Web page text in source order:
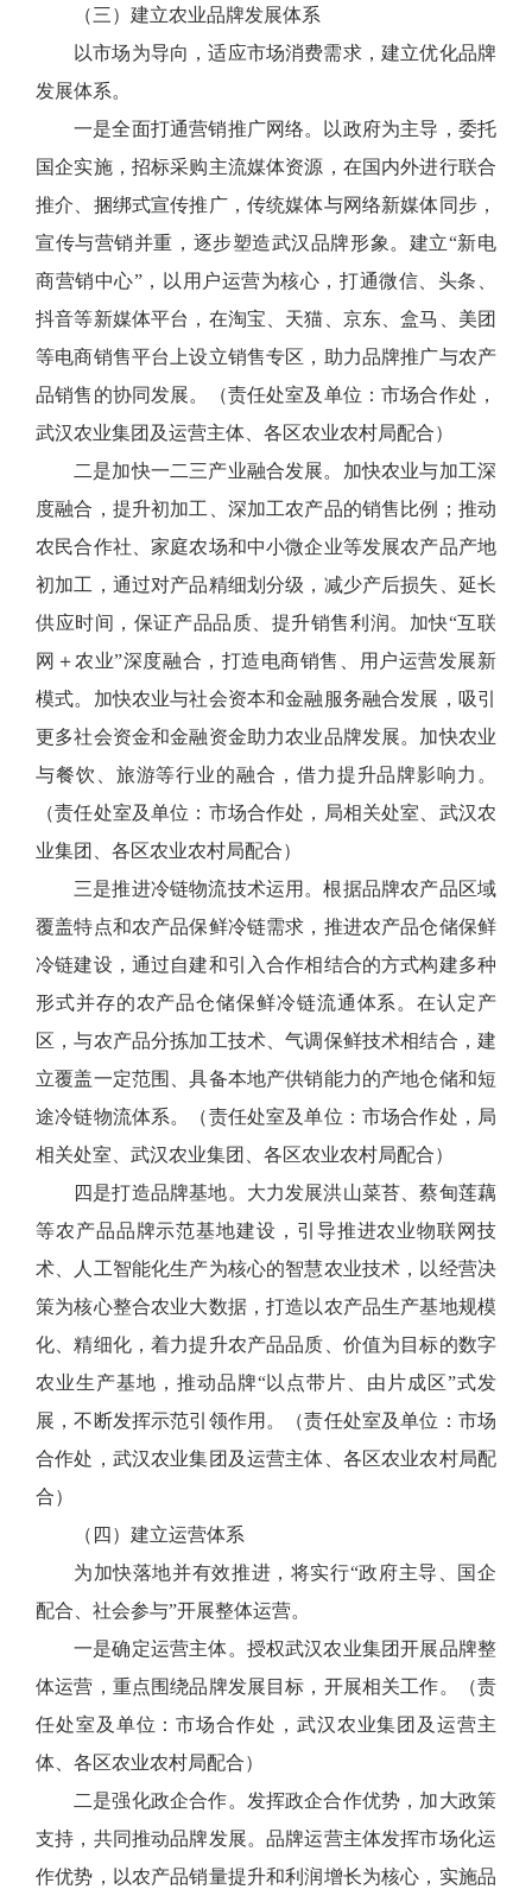
（三）建立农业品牌发展体系
以市场为导向，适应市场消费需求，建立优化品牌
发展体系。
一是全面打通营销推广网络。以政府为主导，委托
国企实施，招标采购主流媒体资源，在国内外进行联合
推介、捆绑式宣传推广，传统媒体与网络新媒体同步，
宣传与营销并重，逐步塑造武汉品牌形象。建立“新电
商营销中心”，以用户运营为核心，打通微信、头条、
抖音等新媒体平台，在淘宝、天猫、京东、盒马、美团
等电商销售平台上设立销售专区，助力品牌推广与农产
品销售的协同发展。（责任处室及单位：市场合作处，
武汉农业集团及运营主体、各区农业农村局配合）
二是加快一二三产业融合发展。加快农业与加工深
度融合，提升初加工、深加工农产品的销售比例；推动
农民合作社、家庭农场和中小微企业等发展农产品产地
初加工，通过对产品精细划分级，减少产后损失、延长
供应时间，保证产品品质、提升销售利润。加快“互联
网＋农业”深度融合，打造电商销售、用户运营发展新
模式。加快农业与社会资本和金融服务融合发展，吸引
更多社会资金和金融资金助力农业品牌发展。加快农业
与餐饮、旅游等行业的融合，借力提升品牌影响力。
（责任处室及单位：市场合作处，局相关处室、武汉农
业集团、各区农业农村局配合）
三是推进冷链物流技术运用。根据品牌农产品区域
覆盖特点和农产品保鲜冷链需求，推进农产品仓储保鲜
冷链建设，通过自建和引入合作相结合的方式构建多种
形式并存的农产品仓储保鲜冷链流通体系。在认定产
区，与农产品分拣加工技术、气调保鲜技术相结合，建
立覆盖一定范围、具备本地产供销能力的产地仓储和短
途冷链物流体系。（责任处室及单位：市场合作处，局
相关处室、武汉农业集团、各区农业农村局配合）
四是打造品牌基地。大力发展洪山菜苔、蔡甸莲藕
等农产品品牌示范基地建设，引导推进农业物联网技
术、人工智能化生产为核心的智慧农业技术，以经营决
策为核心整合农业大数据，打造以农产品生产基地规模
化、精细化，着力提升农产品品质、价值为目标的数字
农业生产基地，推动品牌“以点带片、由片成区”式发
展，不断发挥示范引领作用。（责任处室及单位：市场
合作处，武汉农业集团及运营主体、各区农业农村局配
合）
（四）建立运营体系
为加快落地并有效推进，将实行“政府主导、国企
配合、社会参与”开展整体运营。
一是确定运营主体。授权武汉农业集团开展品牌整
体运营，重点围绕品牌发展目标，开展相关工作。（责
任处室及单位：市场合作处，武汉农业集团及运营主
体、各区农业农村局配合）
二是强化政企合作。发挥政企合作优势，加大政策
支持，共同推动品牌发展。品牌运营主体发挥市场化运
作优势，以农产品销量提升和利润增长为核心，实施品